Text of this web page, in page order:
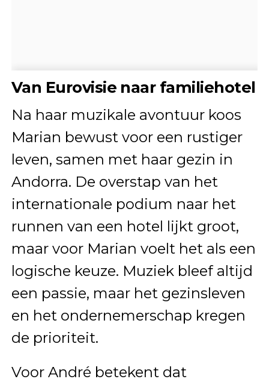
Van Eurovisie naar familiehotel
Na haar muzikale avontuur koos
Marian bewust voor een rustiger
leven, samen met haar gezin in
Andorra. De overstap van het
internationale podium naar het
runnen van een hotel lijkt groot,
maar voor Marian voelt het als een
logische keuze. Muziek bleef altijd
een passie, maar het gezinsleven
en het ondernemerschap kregen
de prioriteit.
Voor André betekent dat